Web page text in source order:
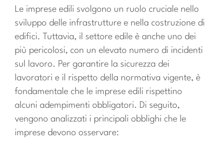
Le imprese edili svolgono un ruolo cruciale nello
sviluppo delle infrastrutture e nella costruzione di
edifici. Tuttavia, il settore edile è anche uno dei
più pericolosi, con un elevato numero di incidenti
sul lavoro. Per garantire la sicurezza dei
lavoratori e il rispetto della normativa vigente, è
fondamentale che le imprese edili rispettino
alcuni adempimenti obbligatori. Di seguito,
vengono analizzati i principali obblighi che le
imprese devono osservare: